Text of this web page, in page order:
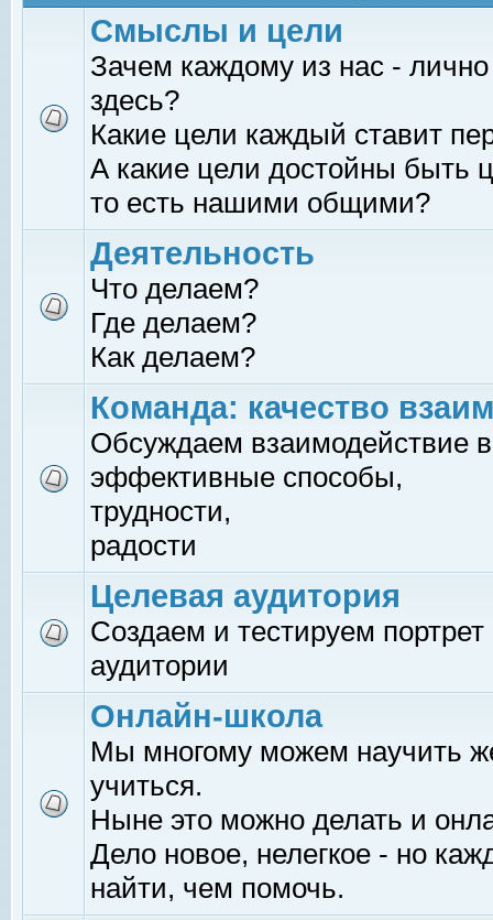
Смыслы и цели
Зачем каждому из нас -
здесь?
Какие цели каждый ставит
А какие цели достойны быть
то есть нашими общими?
Деятельность
Что делаем?
Где делаем?
Как делаем?
Команда: качество
Обсуждаем взаимодействие
эффективные способы,
трудности,
радости
Целевая аудитория
Создаем и тестируем
аудитории
Онлайн-школа
Мы многому можем научить
учиться.
Ныне это можно делать и
Дело новое, нелегкое - но
найти, чем помочь.